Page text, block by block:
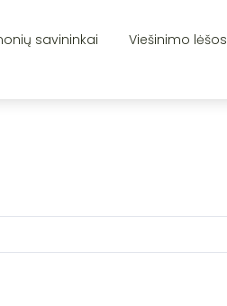
savininkai Viešinimo lėšos